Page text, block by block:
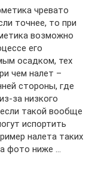
чревато
точнее, то при
возможно
его
осадком, тех
чем налет –
стороны, где
за низкого
такой вообще
испортить
налета таких
фото ниже …